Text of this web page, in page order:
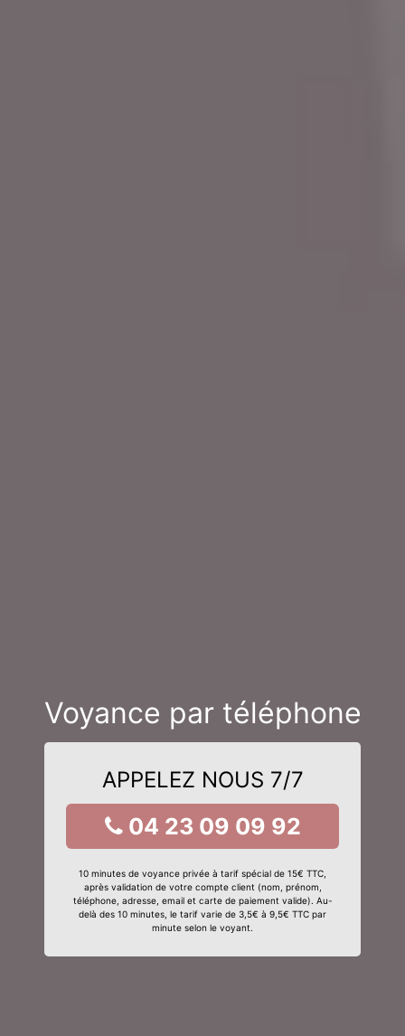
Voyance par téléphone
APPELEZ NOUS 7/7
04 23 09 09 92
10 minutes de voyance privée à tarif spécial de 15€ TTC,
après validation de votre compte client (nom, prénom,
téléphone, adresse, email et carte de paiement valide). Au-
delà des 10 minutes, le tarif varie de 3,5€ à 9,5€ TTC par
minute selon le voyant.